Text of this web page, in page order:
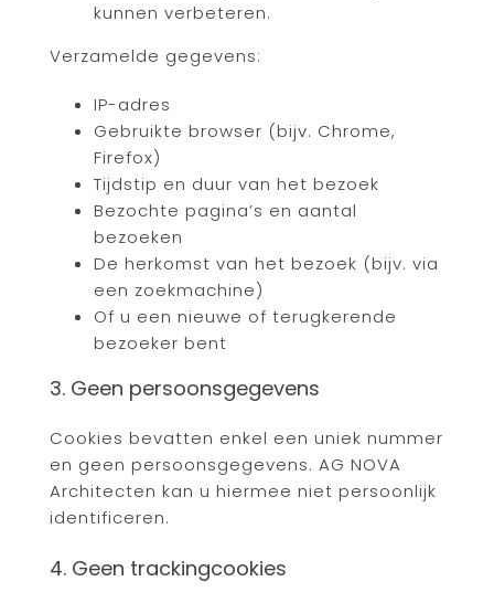
kunnen verbeteren.
Verzamelde gegevens:
IP-adres
Gebruikte browser (bijv. Chrome,
Firefox)
Tijdstip en duur van het bezoek
Bezochte pagina’s en aantal
bezoeken
De herkomst van het bezoek (bijv. via
een zoekmachine)
Of u een nieuwe of terugkerende
bezoeker bent
3. Geen persoonsgegevens
Cookies bevatten enkel een uniek nummer
en geen persoonsgegevens. AG NOVA
Architecten kan u hiermee niet persoonlijk
identificeren.
4. Geen trackingcookies